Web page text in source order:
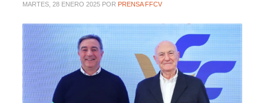
MARTES, 28 ENERO 2025 POR PRENSA FFCV